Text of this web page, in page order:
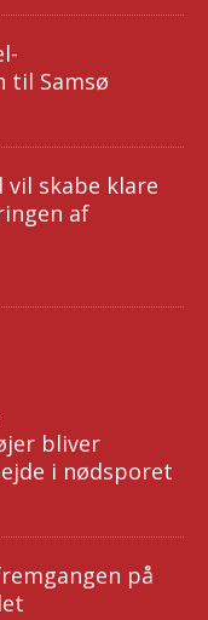
til Samsø
vil skabe klare
af
bliver
i nødsporet
på